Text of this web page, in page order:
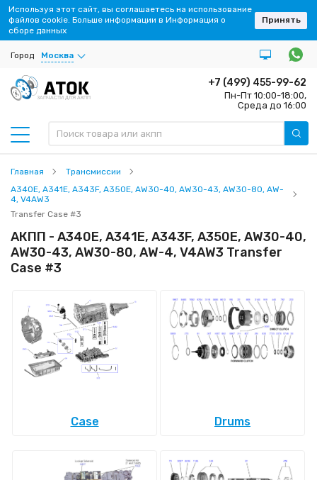
Город Москва
ЗАПЧАСТИ ДЛЯ АКПП
+7 (499) 455-99-62
Пн-Пт 10:00-18:00,
Среда до 16:00
Главная
Трансмиссии
A340E, A341E, A343F, A350E, AW30-40, AW30-43, AW30-80, AW-
4, V4AW3
Transfer Case #3
АКПП - A340E, A341E, A343F, A350E, AW30-40,
AW30-43, AW30-80, AW-4, V4AW3 Transfer
Case #3
Case Drums
Используя этот сайт, вы соглашаетесь на использование
файлов cookie. Больше информации в Информация о
сборе данных
Принять